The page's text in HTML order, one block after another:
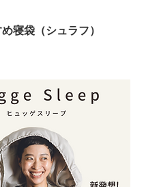
寝袋（シュラフ）